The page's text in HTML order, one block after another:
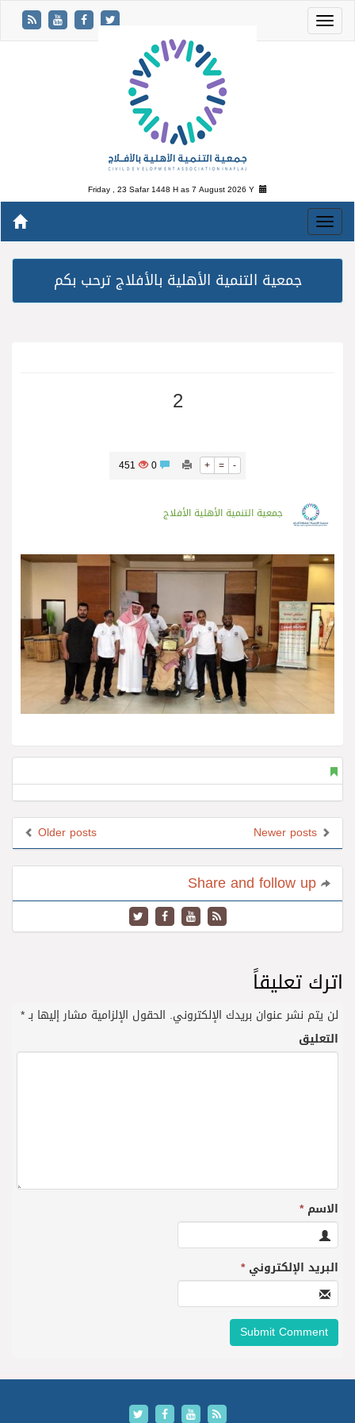
Friday , 23 Safar 1448 H as7 August 2026 Y
جمعية التنمية الأهلية بالأفلاج ترحب بكم
2
+ = -
451
جمعية التنمية الأهلية الأفلاج
Older posts
اترك تعليقاً
لن يتم نشر عنوان بريدك الإلكتروني. الحقول الإلزامية مشار إليها بـ*
التعليق
الاسم*
البريد الإلكتروني*